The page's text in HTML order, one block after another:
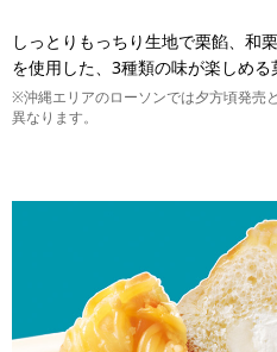
しっとりもっちり生地で栗餡、和
を使用した、3種類の味が楽しめる
※沖縄エリアのローソンでは夕方頃発売
異なります。